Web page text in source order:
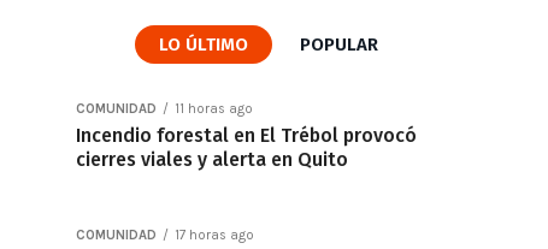
LO ÚLTIMO POPULAR
COMUNIDAD 11 horas ago
Incendio forestal en El Trébol provocó
cierres viales y alerta en Quito
COMUNIDAD 17 horas ago